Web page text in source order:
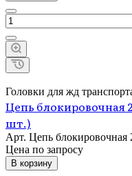
Головки для жд
Цепь блокировочная
шт.)
Арт. Цепь блокировочная
Цена по запросу
В корзину